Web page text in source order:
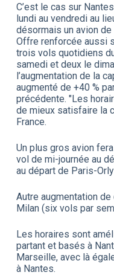
C’est le cas sur
lundi au vendredi au
désormais un avion
Offre renforcée aussi
trois vols quotidiens
samedi et deux le
l’augmentation de la
augmenté de +40 %
précédente. "Les
de mieux satisfaire la
France.
Un plus gros avion
vol de mi-journée au
au départ de Paris-
Autre augmentation
Milan (six vols par
Les horaires sont
partant et basés à
Marseille, avec là
à Nantes.